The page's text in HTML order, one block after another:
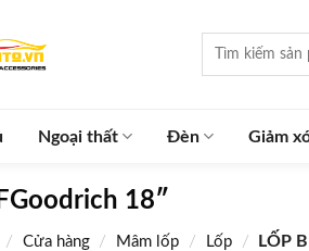
kiếm:
Ngoại thất Đèn Giảm
18″
/ Cửa hàng / Mâm lốp / Lốp / LỐP